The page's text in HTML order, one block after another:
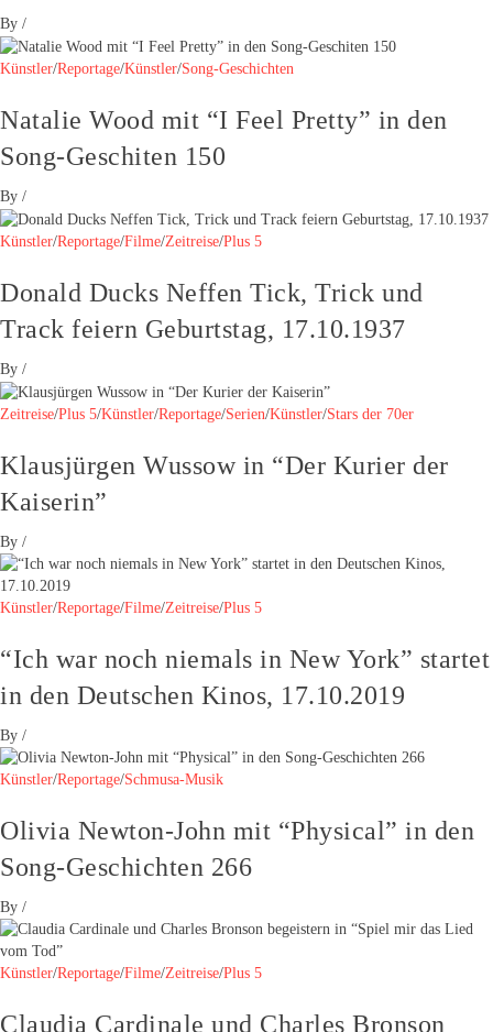
By /
Künstler/Reportage/Künstler/Song-Geschichten
Natalie Wood mit “I Feel Pretty” in den
Song-Geschiten 150
By /
Künstler/Reportage/Filme/Zeitreise/Plus 5
Donald Ducks Neffen Tick, Trick und
Track feiern Geburtstag, 17.10.1937
By /
Zeitreise/Plus 5/Künstler/Reportage/Serien/Künstler/Stars der 70er
Klausjürgen Wussow in “Der Kurier der
Kaiserin”
By /
Künstler/Reportage/Filme/Zeitreise/Plus 5
“Ich war noch niemals in New York” startet
in den Deutschen Kinos, 17.10.2019
By /
Künstler/Reportage/Schmusa-Musik
Olivia Newton-John mit “Physical” in den
Song-Geschichten 266
By /
Künstler/Reportage/Filme/Zeitreise/Plus 5
Claudia Cardinale und Charles Bronson